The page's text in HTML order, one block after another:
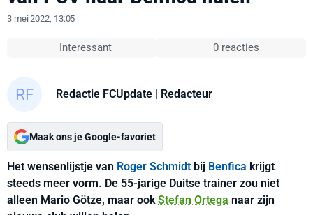
3 mei 2022, 13:05
Interessant 0 reacties
Redactie FCUpdate | Redacteur
Maak ons je Google-favoriet
Het wensenlijstje van Roger Schmidt bij Benfica krijgt
steeds meer vorm. De 55-jarige Duitse trainer zou niet
alleen Mario Götze, maar ookStefan Ortega naar zijn